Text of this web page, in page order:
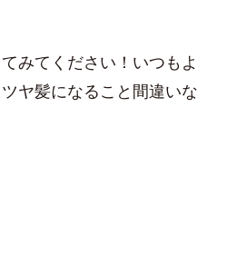
みてください！いつもよ
ヤ髪になること間違いな